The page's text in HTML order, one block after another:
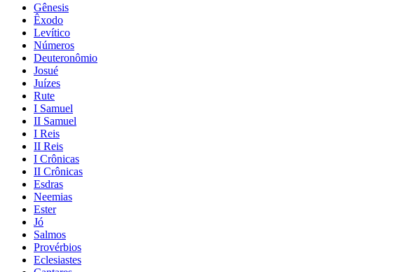
Gênesis
Êxodo
Levítico
Números
Deuteronômio
Josué
Juízes
Rute
I Samuel
II Samuel
I Reis
II Reis
I Crônicas
II Crônicas
Esdras
Neemias
Ester
Jó
Salmos
Provérbios
Eclesiastes